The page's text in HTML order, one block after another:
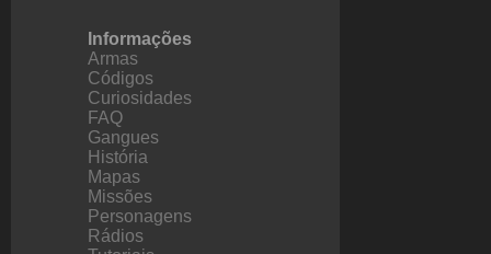
Informações
Armas
Códigos
Curiosidades
FAQ
Gangues
História
Mapas
Missões
Personagens
Rádios